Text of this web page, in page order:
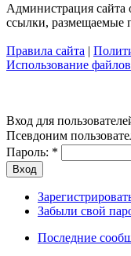
Администрация сайта
ссылки, размещаемые
Правила сайта |
Использование
Вход для
Псевдоним
Пароль: *
Забыли свой
Последние